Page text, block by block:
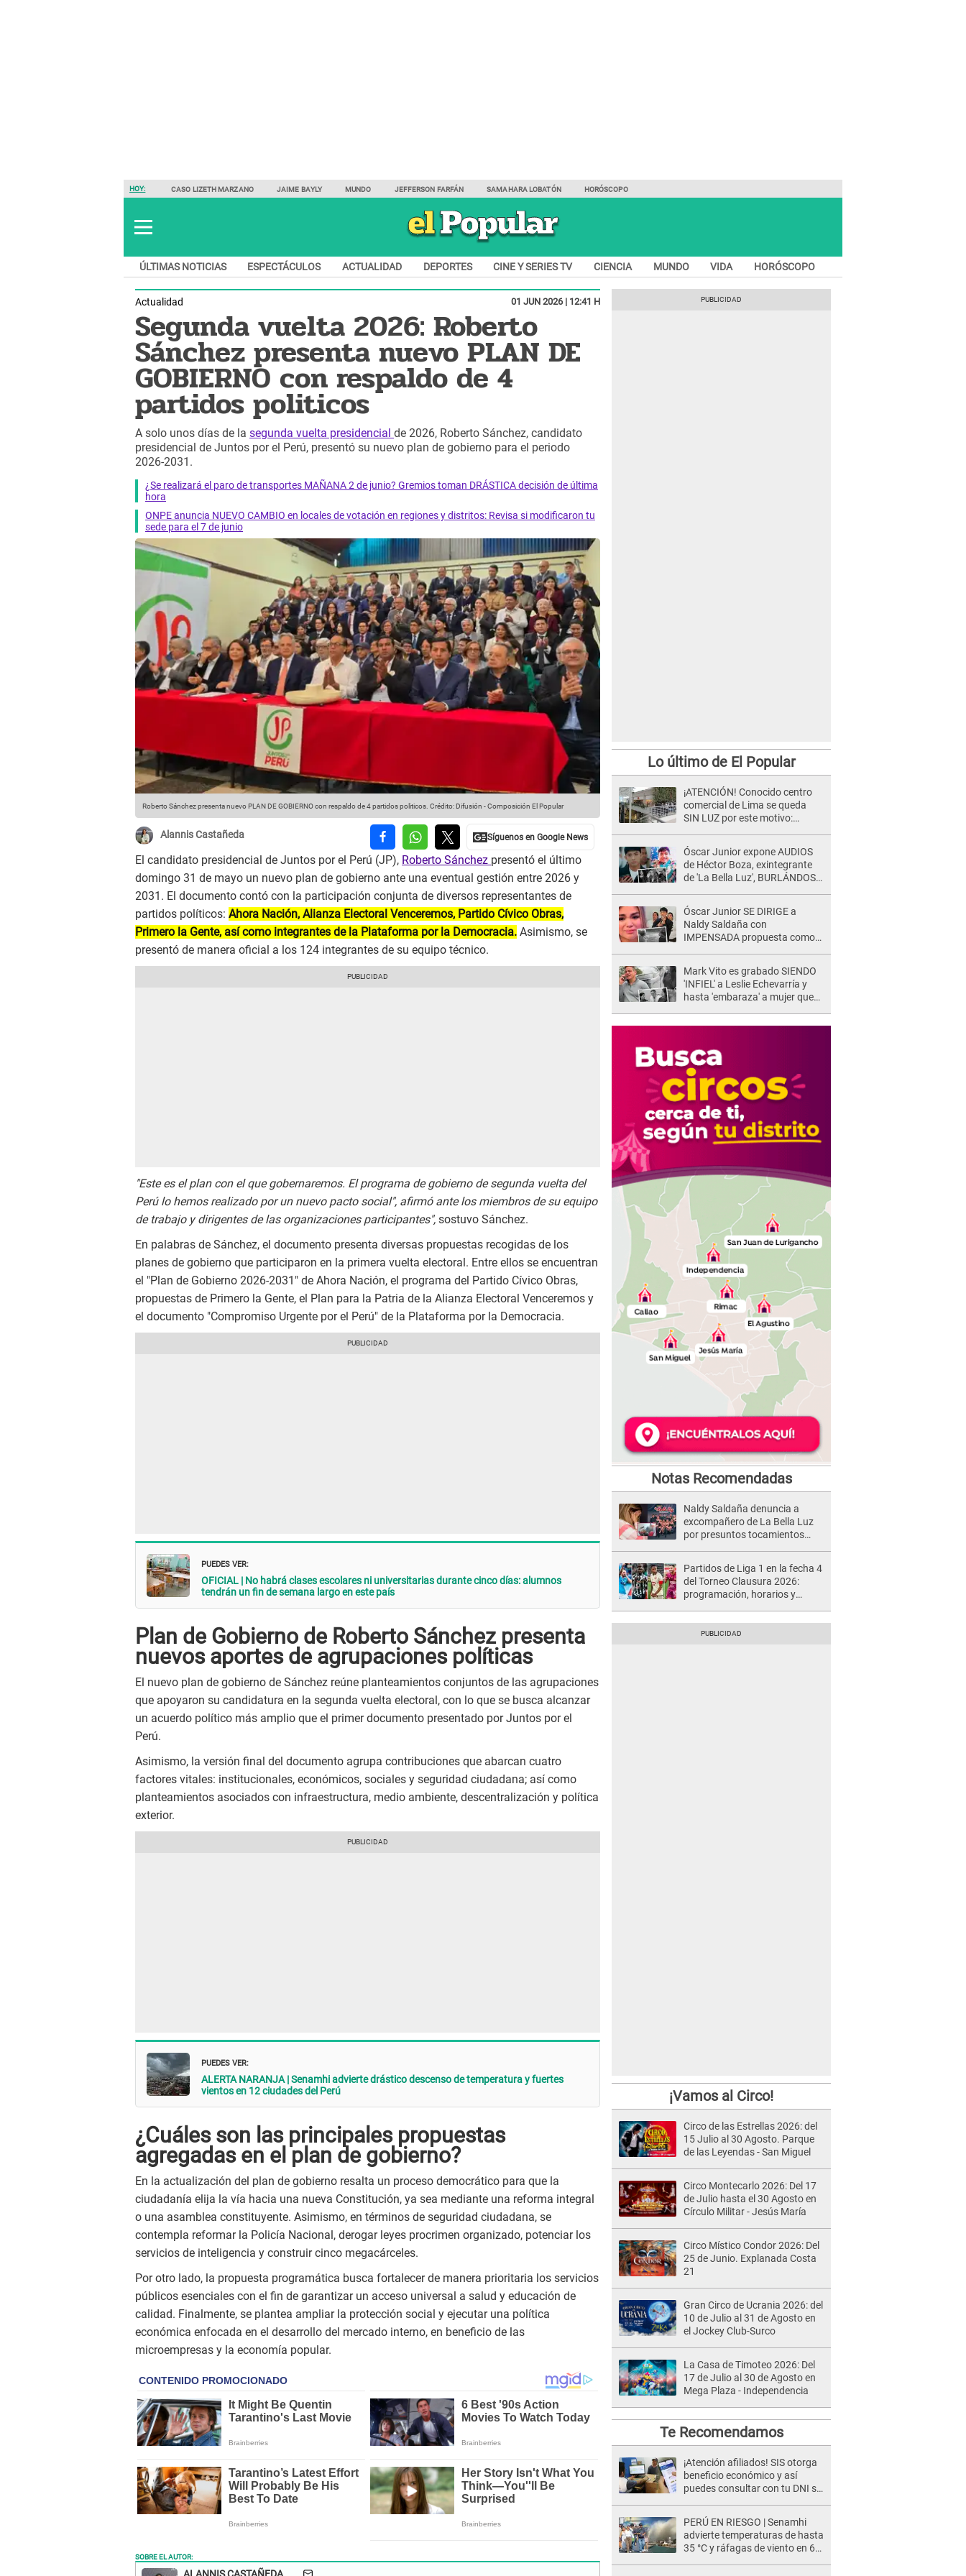
HOY: CASO LIZETH MARZANO JAIME BAYLY MUNDO JEFFERSON FARFÁN SAMAHARA LOBATÓN HORÓSCOPO
ÚLTIMAS NOTICIAS ESPECTÁCULOS ACTUALIDAD DEPORTES CINE Y SERIES TV CIENCIA MUNDO VIDA HORÓSCOPO
Actualidad 01 JUN 2026 | 12:41 H
Segunda vuelta 2026: Roberto
Sánchez presenta nuevo PLAN DE
GOBIERNO con respaldo de 4
partidos politicos
A solo unos días de la segunda vuelta presidencial de 2026, Roberto Sánchez, candidato
presidencial de Juntos por el Perú, presentó su nuevo plan de gobierno para el periodo
2026-2031.
¿Se realizará el paro de transportes MAÑANA 2 de junio? Gremios toman DRÁSTICA decisión de última
hora
ONPE anuncia NUEVO CAMBIO en locales de votación en regiones y distritos: Revisa si modificaron tu
sede para el 7 de junio
Roberto Sánchez presenta nuevo PLAN DE GOBIERNO con respaldo de 4 partidos politicos. Crédito: Difusión - Composición El Popular
Alannis Castañeda
El candidato presidencial de Juntos por el Perú (JP), Roberto Sánchez presentó el último
domingo 31 de mayo un nuevo plan de gobierno ante una eventual gestión entre 2026 y
2031. El documento contó con la participación conjunta de diversos representantes de
partidos políticos: Ahora Nación, Alianza Electoral Venceremos, Partido Cívico Obras,
Primero la Gente, así como integrantes de la Plataforma por la Democracia. Asimismo, se
presentó de manera oficial a los 124 integrantes de su equipo técnico.
"Este es el plan con el que gobernaremos. El programa de gobierno de segunda vuelta del
Perú lo hemos realizado por un nuevo pacto social", afirmó ante los miembros de su equipo
de trabajo y dirigentes de las organizaciones participantes", sostuvo Sánchez.
En palabras de Sánchez, el documento presenta diversas propuestas recogidas de los
planes de gobierno que participaron en la primera vuelta electoral. Entre ellos se encuentran
el "Plan de Gobierno 2026-2031" de Ahora Nación, el programa del Partido Cívico Obras,
propuestas de Primero la Gente, el Plan para la Patria de la Alianza Electoral Venceremos y
el documento "Compromiso Urgente por el Perú" de la Plataforma por la Democracia.
PUEDES VER:
OFICIAL | No habrá clases escolares ni universitarias durante cinco días: alumnos
tendrán un fin de semana largo en este país
Plan de Gobierno de Roberto Sánchez presenta
nuevos aportes de agrupaciones políticas
El nuevo plan de gobierno de Sánchez reúne planteamientos conjuntos de las agrupaciones
que apoyaron su candidatura en la segunda vuelta electoral, con lo que se busca alcanzar
un acuerdo político más amplio que el primer documento presentado por Juntos por el
Perú.
Asimismo, la versión final del documento agrupa contribuciones que abarcan cuatro
factores vitales: institucionales, económicos, sociales y seguridad ciudadana; así como
planteamientos asociados con infraestructura, medio ambiente, descentralización y política
exterior.
PUEDES VER:
ALERTA NARANJA | Senamhi advierte drástico descenso de temperatura y fuertes
vientos en 12 ciudades del Perú
¿Cuáles son las principales propuestas
agregadas en el plan de gobierno?
En la actualización del plan de gobierno resalta un proceso democrático para que la
ciudadanía elija la vía hacia una nueva Constitución, ya sea mediante una reforma integral
o una asamblea constituyente. Asimismo, en términos de seguridad ciudadana, se
contempla reformar la Policía Nacional, derogar leyes procrimen organizado, potenciar los
servicios de inteligencia y construir cinco megacárceles.
Por otro lado, la propuesta programática busca fortalecer de manera prioritaria los servicios
públicos esenciales con el fin de garantizar un acceso universal a salud y educación de
calidad. Finalmente, se plantea ampliar la protección social y ejecutar una política
económica enfocada en el desarrollo del mercado interno, en beneficio de las
microempresas y la economía popular.
SOBRE EL AUTOR:
Lo último de El Popular
¡ATENCIÓN! Conocido centro
comercial de Lima se queda
SIN LUZ por este motivo:
Óscar Junior expone AUDIOS
de Héctor Boza, exintegrante
de 'La Bella Luz', BURLÁNDOSE
de maltrato: "Grábame..."
Óscar Junior SE DIRIGE a
Naldy Saldaña con
IMPENSADA propuesta como
Mark Vito es grabado SIENDO
'INFIEL' a Leslie Echevarría y
hasta 'embaraza' a mujer que
Notas Recomendadas
Naldy Saldaña denuncia a
excompañero de La Bella Luz
por presuntos tocamientos
Partidos de Liga 1 en la fecha 4
del Torneo Clausura 2026:
programación, horarios y
¡Vamos al Circo!
Circo de las Estrellas 2026: del
15 Julio al 30 Agosto. Parque
de las Leyendas - San Miguel
Circo Montecarlo 2026: Del 17
de Julio hasta el 30 Agosto en
Círculo Militar - Jesús María
Circo Místico Condor 2026: Del
25 de Junio. Explanada Costa
21
Gran Circo de Ucrania 2026: del
10 de Julio al 31 de Agosto en
el Jockey Club-Surco
La Casa de Timoteo 2026: Del
17 de Julio al 30 de Agosto en
Mega Plaza - Independencia
Te Recomendamos
¡Atención afiliados! SIS otorga
beneficio económico y así
puedes consultar con tu DNI si
PERÚ EN RIESGO | Senamhi
advierte temperaturas de hasta
35 °C y ráfagas de viento en 6